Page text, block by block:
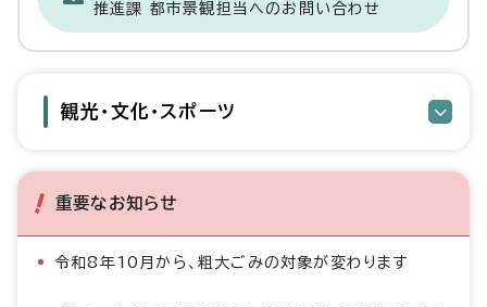
推進課 都市景観担当へのお問い合わせ
観光・文化・スポーツ
重要なお知らせ
令和8年10月から、粗大ごみの対象が変わります